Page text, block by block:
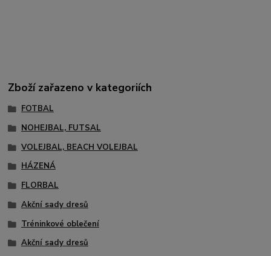
Zboží zařazeno v kategoriích
FOTBAL
NOHEJBAL, FUTSAL
VOLEJBAL, BEACH VOLEJBAL
HÁZENÁ
FLORBAL
Akční sady dresů
Tréninkové oblečení
Akční sady dresů